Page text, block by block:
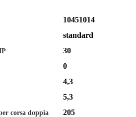
10451014
standard
30
0
4,3
5,3
corsa doppia 205